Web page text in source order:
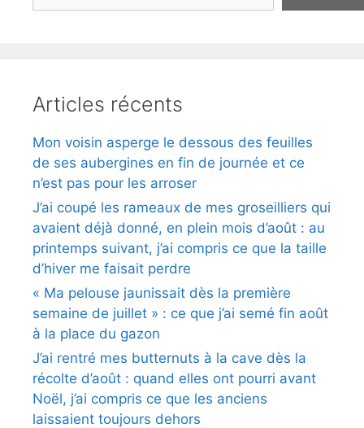
Articles récents
Mon voisin asperge le dessous des feuilles
de ses aubergines en fin de journée et ce
n’est pas pour les arroser
J’ai coupé les rameaux de mes groseilliers qui
avaient déjà donné, en plein mois d’août : au
printemps suivant, j’ai compris ce que la taille
d’hiver me faisait perdre
« Ma pelouse jaunissait dès la première
semaine de juillet » : ce que j’ai semé fin août
à la place du gazon
J’ai rentré mes butternuts à la cave dès la
récolte d’août : quand elles ont pourri avant
Noël, j’ai compris ce que les anciens
laissaient toujours dehors